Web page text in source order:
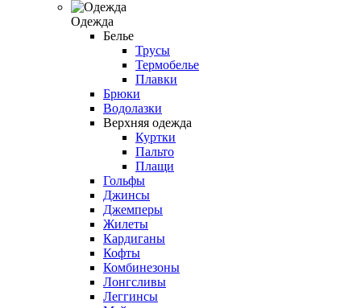
Одежда
Белье
Трусы
Термобелье
Плавки
Брюки
Водолазки
Верхняя одежда
Куртки
Пальто
Плащи
Гольфы
Джинсы
Джемперы
Жилеты
Кардиганы
Кофты
Комбинезоны
Лонгсливы
Леггинсы